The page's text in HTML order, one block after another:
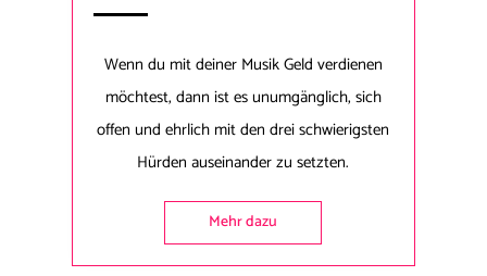
Wenn du mit deiner Musik Geld verdienen
möchtest, dann ist es unumgänglich, sich
offen und ehrlich mit den drei schwierigsten
Hürden auseinander zu setzten.
Mehr dazu